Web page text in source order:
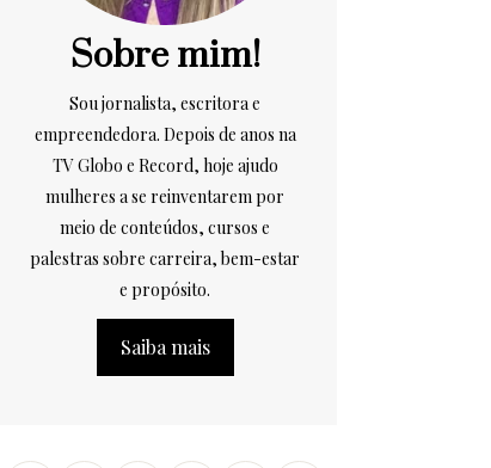
Sobre mim!
Sou jornalista, escritora e
empreendedora. Depois de anos na
TV Globo e Record, hoje ajudo
mulheres a se reinventarem por
meio de conteúdos, cursos e
palestras sobre carreira, bem-estar
e propósito.
Saiba mais